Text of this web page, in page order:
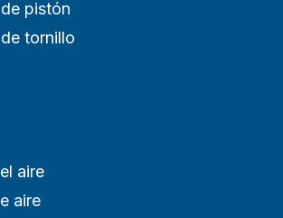
pistón
tornillo
aire
aire